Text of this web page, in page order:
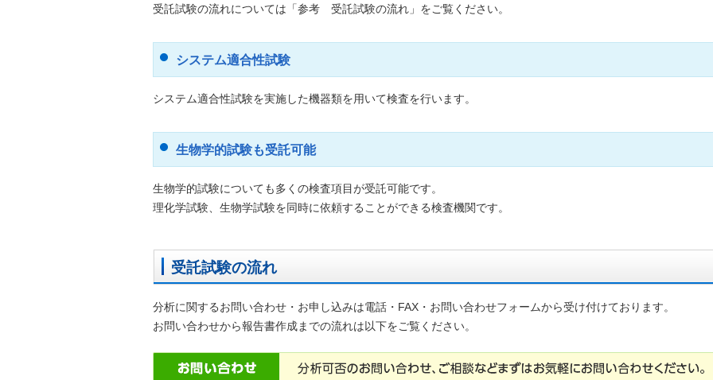
受託試験の流れについては「参考 受託試験の流れ」をご覧ください。
システム適合性試験
システム適合性試験を実施した機器類を用いて検査を行います。
生物学的試験も受託可能
生物学的試験についても多くの検査項目が受託可能です。
理化学試験、生物学試験を同時に依頼することができる検査機関です。
受託試験の流れ
分析に関するお問い合わせ・お申し込みは電話・FAX・お問い合わせフォームから受け付けております。
お問い合わせから報告書作成までの流れは以下をご覧ください。